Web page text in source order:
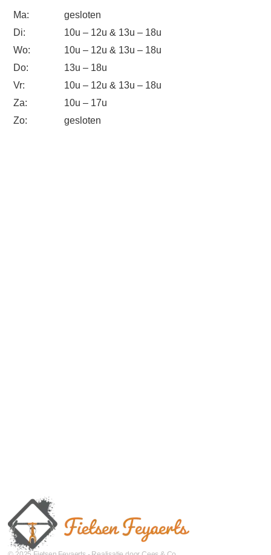
Ma:
gesloten
Di:
10u – 12u & 13u – 18u
Wo:
10u – 12u & 13u – 18u
Do:
13u – 18u
Vr:
10u – 12u & 13u – 18u
Za:
10u – 17u
Zo:
gesloten